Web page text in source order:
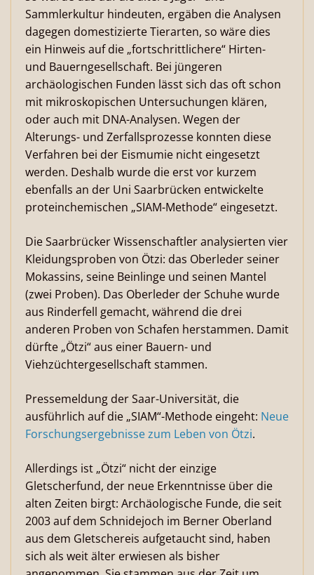
Sammlerkultur hindeuten, ergäben die Analysen
dagegen domestizierte Tierarten, so wäre dies
ein Hinweis auf die „fortschrittlichere“ Hirten-
und Bauerngesellschaft. Bei jüngeren
archäologischen Funden lässt sich das oft schon
mit mikroskopischen Untersuchungen klären,
oder auch mit DNA-Analysen. Wegen der
Alterungs- und Zerfallsprozesse konnten diese
Verfahren bei der Eismumie nicht eingesetzt
werden. Deshalb wurde die erst vor kurzem
ebenfalls an der Uni Saarbrücken entwickelte
proteinchemischen „SIAM-Methode“ eingesetzt.
Die Saarbrücker Wissenschaftler analysierten vier
Kleidungsproben von Ötzi: das Oberleder seiner
Mokassins, seine Beinlinge und seinen Mantel
(zwei Proben). Das Oberleder der Schuhe wurde
aus Rinderfell gemacht, während die drei
anderen Proben von Schafen herstammen. Damit
dürfte „Ötzi“ aus einer Bauern- und
Viehzüchtergesellschaft stammen.
Pressemeldung der Saar-Universität, die
ausführlich auf die „SIAM“-Methode eingeht: Neue
Forschungsergebnisse zum Leben von Ötzi.
Allerdings ist „Ötzi“ nicht der einzige
Gletscherfund, der neue Erkenntnisse über die
alten Zeiten birgt: Archäologische Funde, die seit
2003 auf dem Schnidejoch im Berner Oberland
aus dem Gletschereis aufgetaucht sind, haben
sich als weit älter erwiesen als bisher